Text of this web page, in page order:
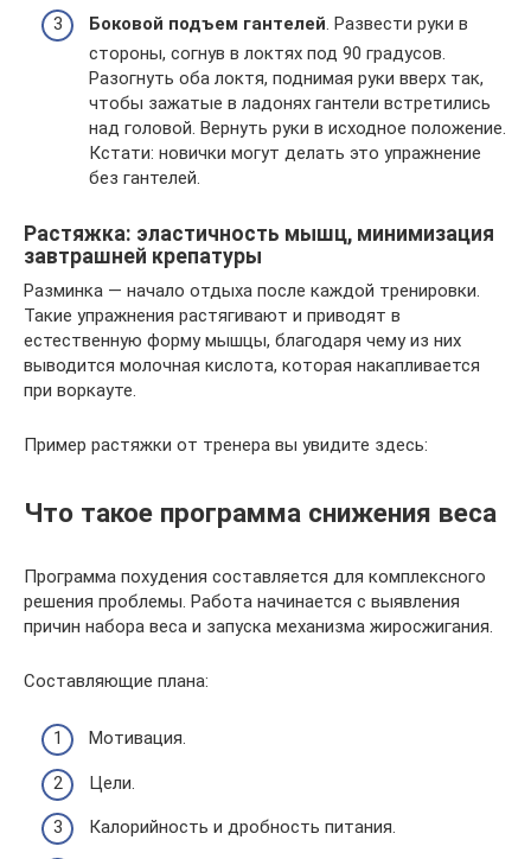
Боковой подъем гантелей. Развести руки в
стороны, согнув в локтях под 90 градусов.
Разогнуть оба локтя, поднимая руки вверх так,
чтобы зажатые в ладонях гантели встретились
над головой. Вернуть руки в исходное положение.
Кстати: новички могут делать это упражнение
без гантелей.
Растяжка: эластичность мышц, минимизация
завтрашней крепатуры
Разминка — начало отдыха после каждой тренировки.
Такие упражнения растягивают и приводят в
естественную форму мышцы, благодаря чему из них
выводится молочная кислота, которая накапливается
при воркауте.
Пример растяжки от тренера вы увидите здесь:
Что такое программа снижения веса
Программа похудения составляется для комплексного
решения проблемы. Работа начинается с выявления
причин набора веса и запуска механизма жиросжигания.
Составляющие плана:
Мотивация.
Цели.
Калорийность и дробность питания.